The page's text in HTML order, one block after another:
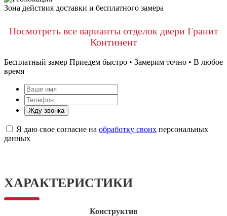
Зона действия доставки и бесплатного замера
Посмотреть все варианты отделок двери Гранит
Континент
Бесплатный замер Приедем быстро • Замерим точно • В любое
время
Жду звонка
Я даю свое согласие на обработку своих персональных
данных
ХАРАКТЕРИСТИКИ
Конструктив